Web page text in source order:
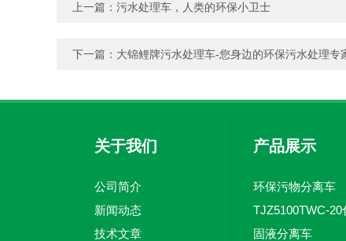
上一篇： 污水处理车，人类的环保小卫士
下一篇： 大锦鲤牌污水处理车-您身边的环保污水处理专
关于我们
公司简介
新闻动态
技术文章
产品展示
环保污物分离车
固液分离车